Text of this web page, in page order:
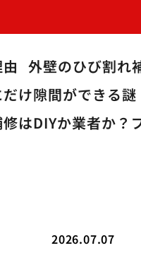
外壁のひび割れ
け隙間ができる謎
はDIYか業者か？
2026.07.07